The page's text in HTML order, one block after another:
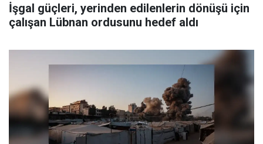
İşgal güçleri, yerinden edilenlerin dönüşü için
çalışan Lübnan ordusunu hedef aldı